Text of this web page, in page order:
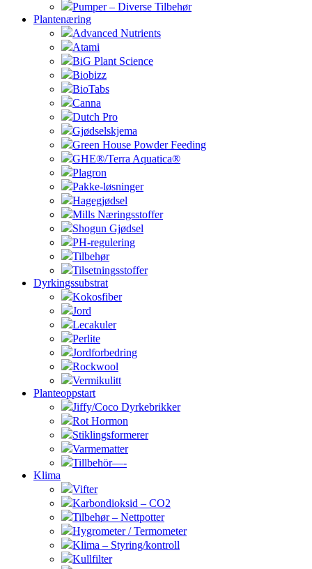
Pumper – Diverse Tilbehør
Plantenæring
Advanced Nutrients
Atami
BiG Plant Science
Biobizz
BioTabs
Canna
Dutch Pro
Gjødselskjema
Green House Powder Feeding
GHE®/Terra Aquatica®
Plagron
Pakke-løsninger
Hagegjødsel
Mills Næringsstoffer
Shogun Gjødsel
PH-regulering
Tilbehør
Tilsetningsstoffer
Dyrkingssubstrat
Kokosfiber
Jord
Lecakuler
Perlite
Jordforbedring
Rockwool
Vermikulitt
Planteoppstart
Jiffy/Coco Dyrkebrikker
Rot Hormon
Stiklingsformerer
Varmematter
Tillbehör—-
Klima
Vifter
Karbondioksid – CO2
Tilbehør – Nettpotter
Hygrometer / Termometer
Klima – Styring/kontroll
Kullfilter